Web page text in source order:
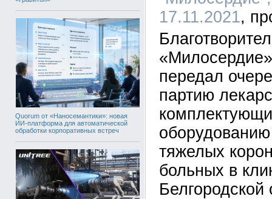
Quorum от «Наносемантики»: новая
ИИ-платформа для автоматической
обработки корпоративных встреч
17.11.2021
передал
партию
тяжелых
больных в
Белгородской